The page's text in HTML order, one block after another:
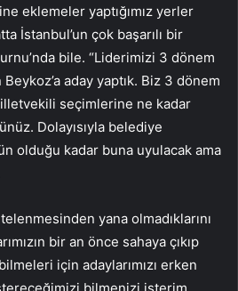
eklemeler yaptığımız yerler
İstanbul’un çok başarılı bir
bile. “Liderimizi 3 dönem
aday yaptık. Biz 3 dönem
seçimlerine ne kadar
Dolayısıyla belediye
olduğu kadar buna uyulacak ama
yana olmadıklarını
bir an önce sahaya çıkıp
için adaylarımızı erken
bilmenizi isterim.